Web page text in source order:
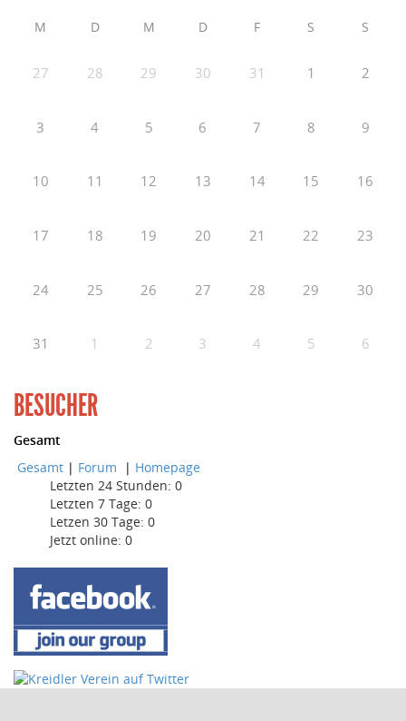
M D M D F S S
27 28 29 30 31 1 2
3 4 5 6 7 8 9
10 11 12 13 14 15 16
17 18 19 20 21 22 23
24 25 26 27 28 29 30
31 1 2 3 4 5 6
BESUCHER
Gesamt
Gesamt | Forum | Homepage
Letzten 24 Stunden: 0
Letzten 7 Tage: 0
Letzen 30 Tage: 0
Jetzt online: 0